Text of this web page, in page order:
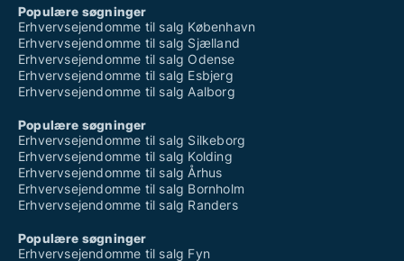
Populære søgninger
Erhvervsejendomme til salg København
Erhvervsejendomme til salg Sjælland
Erhvervsejendomme til salg Odense
Erhvervsejendomme til salg Esbjerg
Erhvervsejendomme til salg Aalborg
Populære søgninger
Erhvervsejendomme til salg Silkeborg
Erhvervsejendomme til salg Kolding
Erhvervsejendomme til salg Århus
Erhvervsejendomme til salg Bornholm
Erhvervsejendomme til salg Randers
Populære søgninger
Erhvervsejendomme til salg Fyn